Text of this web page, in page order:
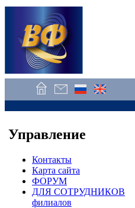
Управление
Контакты
Карта сайта
ФОРУМ
ДЛЯ СОТРУДНИКОВ
филиалов